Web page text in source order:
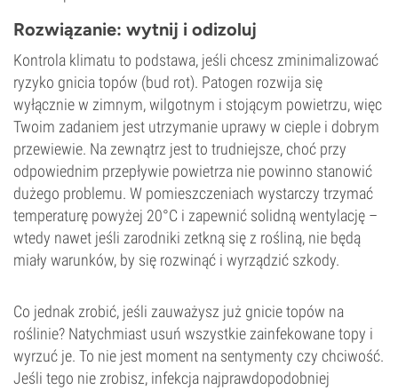
Rozwiązanie: wytnij i odizoluj
Kontrola klimatu to podstawa, jeśli chcesz zminimalizować
ryzyko gnicia topów (bud rot). Patogen rozwija się
wyłącznie w zimnym, wilgotnym i stojącym powietrzu, więc
Twoim zadaniem jest utrzymanie uprawy w cieple i dobrym
przewiewie. Na zewnątrz jest to trudniejsze, choć przy
odpowiednim przepływie powietrza nie powinno stanowić
dużego problemu. W pomieszczeniach wystarczy trzymać
temperaturę powyżej 20°C i zapewnić solidną wentylację –
wtedy nawet jeśli zarodniki zetkną się z rośliną, nie będą
miały warunków, by się rozwinąć i wyrządzić szkody.
Co jednak zrobić, jeśli zauważysz już gnicie topów na
roślinie? Natychmiast usuń wszystkie zainfekowane topy i
wyrzuć je. To nie jest moment na sentymenty czy chciwość.
Jeśli tego nie zrobisz, infekcja najprawdopodobniej